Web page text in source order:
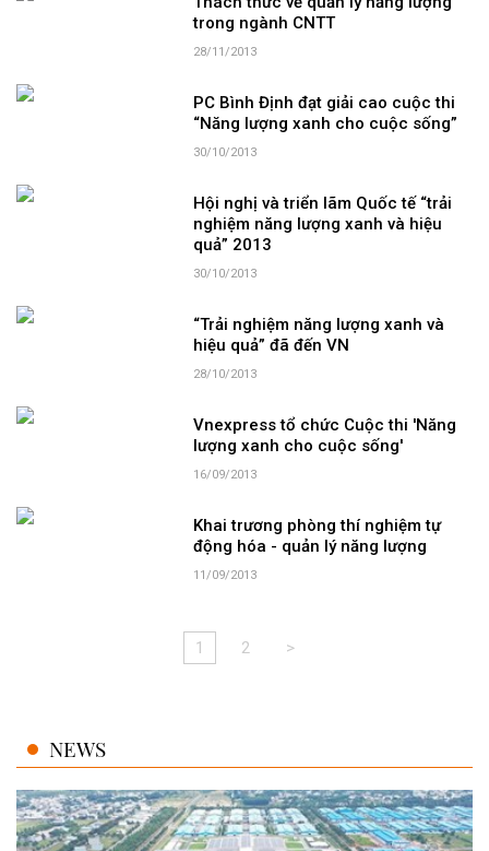
trong ngành CNTT
28/11/2013
PC Bình Định đạt giải cao cuộc thi
“Năng lượng xanh cho cuộc sống”
30/10/2013
Hội nghị và triển lãm Quốc tế “trải
nghiệm năng lượng xanh và hiệu
quả” 2013
30/10/2013
“Trải nghiệm năng lượng xanh và
hiệu quả” đã đến VN
28/10/2013
Vnexpress tổ chức Cuộc thi 'Năng
lượng xanh cho cuộc sống'
16/09/2013
Khai trương phòng thí nghiệm tự
động hóa - quản lý năng lượng
11/09/2013
1 2 >
NEWS